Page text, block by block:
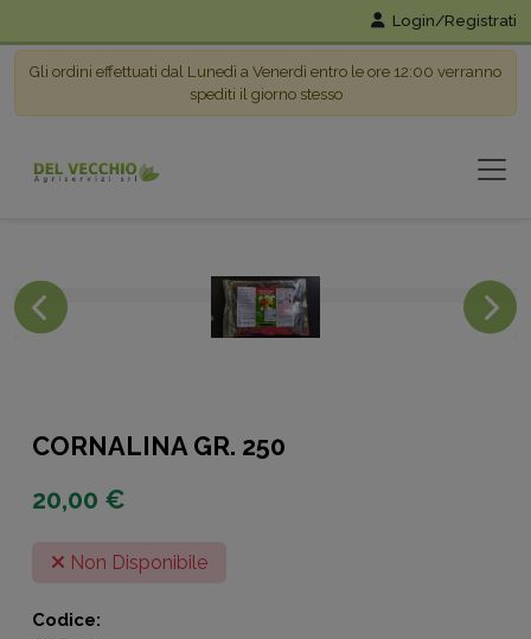
Login/Registrati
Gli ordini effettuati dal Lunedì a Venerdì entro le ore 12:00 verranno
spediti il giorno stesso
CORNALINA GR. 250
20,00 €
Non Disponibile
Codice: